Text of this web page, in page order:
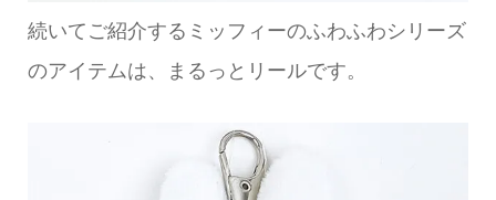
続いてご紹介するミッフィーのふわふわシリーズ
のアイテムは、まるっとリールです。